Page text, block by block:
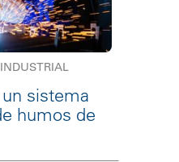
sistema
humos de